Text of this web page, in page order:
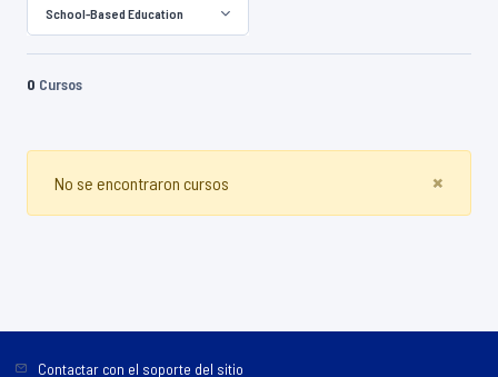
School-Based Education
0 Cursos
×
No se encontraron cursos
Contactar con el soporte del sitio